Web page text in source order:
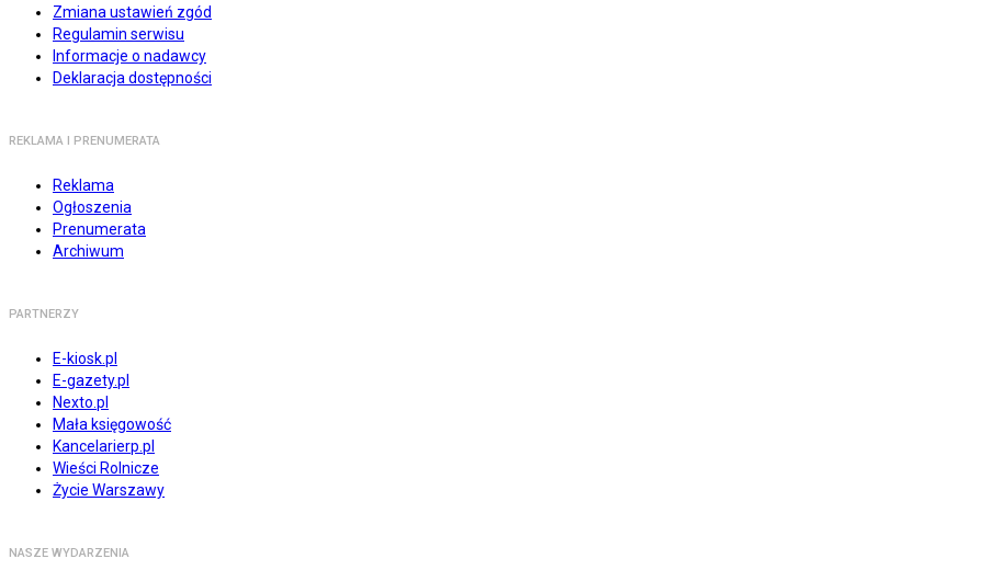
Zmiana ustawień zgód
Regulamin serwisu
Informacje o nadawcy
Deklaracja dostępności
REKLAMA I PRENUMERATA
Reklama
Ogłoszenia
Prenumerata
Archiwum
PARTNERZY
E-kiosk.pl
E-gazety.pl
Nexto.pl
Mała księgowość
Kancelarierp.pl
Wieści Rolnicze
Życie Warszawy
NASZE WYDARZENIA